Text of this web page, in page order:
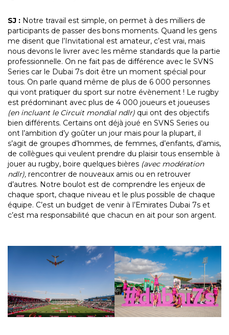
SJ : Notre travail est simple, on permet à des milliers de
participants de passer des bons moments. Quand les gens
me disent que l’Invitational est amateur, c’est vrai, mais
nous devons le livrer avec les même standards que la partie
professionnelle. On ne fait pas de différence avec le SVNS
Series car le Dubai 7s doit être un moment spécial pour
tous. On parle quand même de plus de 6 000 personnes
qui vont pratiquer du sport sur notre évènement ! Le rugby
est prédominant avec plus de 4 000 joueurs et joueuses
(en incluant le Circuit mondial ndlr) qui ont des objectifs
bien différents. Certains ont déjà joué en SVNS Series ou
ont l’ambition d’y goûter un jour mais pour la plupart, il
s’agit de groupes d’hommes, de femmes, d’enfants, d’amis,
de collègues qui veulent prendre du plaisir tous ensemble à
jouer au rugby, boire quelques bières (avec modération
ndlr), rencontrer de nouveaux amis ou en retrouver
d’autres. Notre boulot est de comprendre les enjeux de
chaque sport, chaque niveau et le plus possible de chaque
équipe. C’est un budget de venir à l’Emirates Dubai 7s et
c’est ma responsabilité que chacun en ait pour son argent.